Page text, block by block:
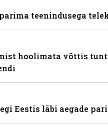
teenindusega
hoolimata võttis
Eestis läbi aegade